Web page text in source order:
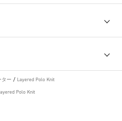
ー / Layered Polo Knit
Polo Knit